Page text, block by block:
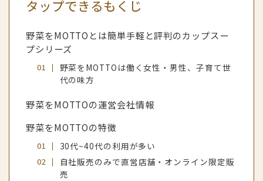
タップできるもくじ
野菜をMOTTOとは簡単手軽と評判のカップスー
プシリーズ
野菜をMOTTOは働く女性・男性、子育て世
代の味方
野菜をMOTTOの運営会社情報
野菜をMOTTOの特徴
30代~40代の利用が多い
自社販売のみで直営店舗・オンライン限定販
売